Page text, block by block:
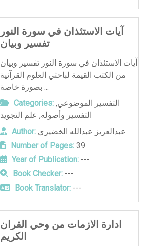
آيات الاستئذان في سورة النور
تفسير وبيان
آيات الاستئذان في سورة النور تفسير وبيان
من الكتب القيمة لباحثي العلوم القرآنية
بصورة خاصة ...
Categories: التفسير الموضوعي,
التفسير وأصوله, علم التجويد
Author: عبدالعزيز عبدالله الخضيري
Number of Pages:39
Year of Publication:---
Book Checker:---
Book Translator:---
ادارة الازمات من وحي القران
الكريم